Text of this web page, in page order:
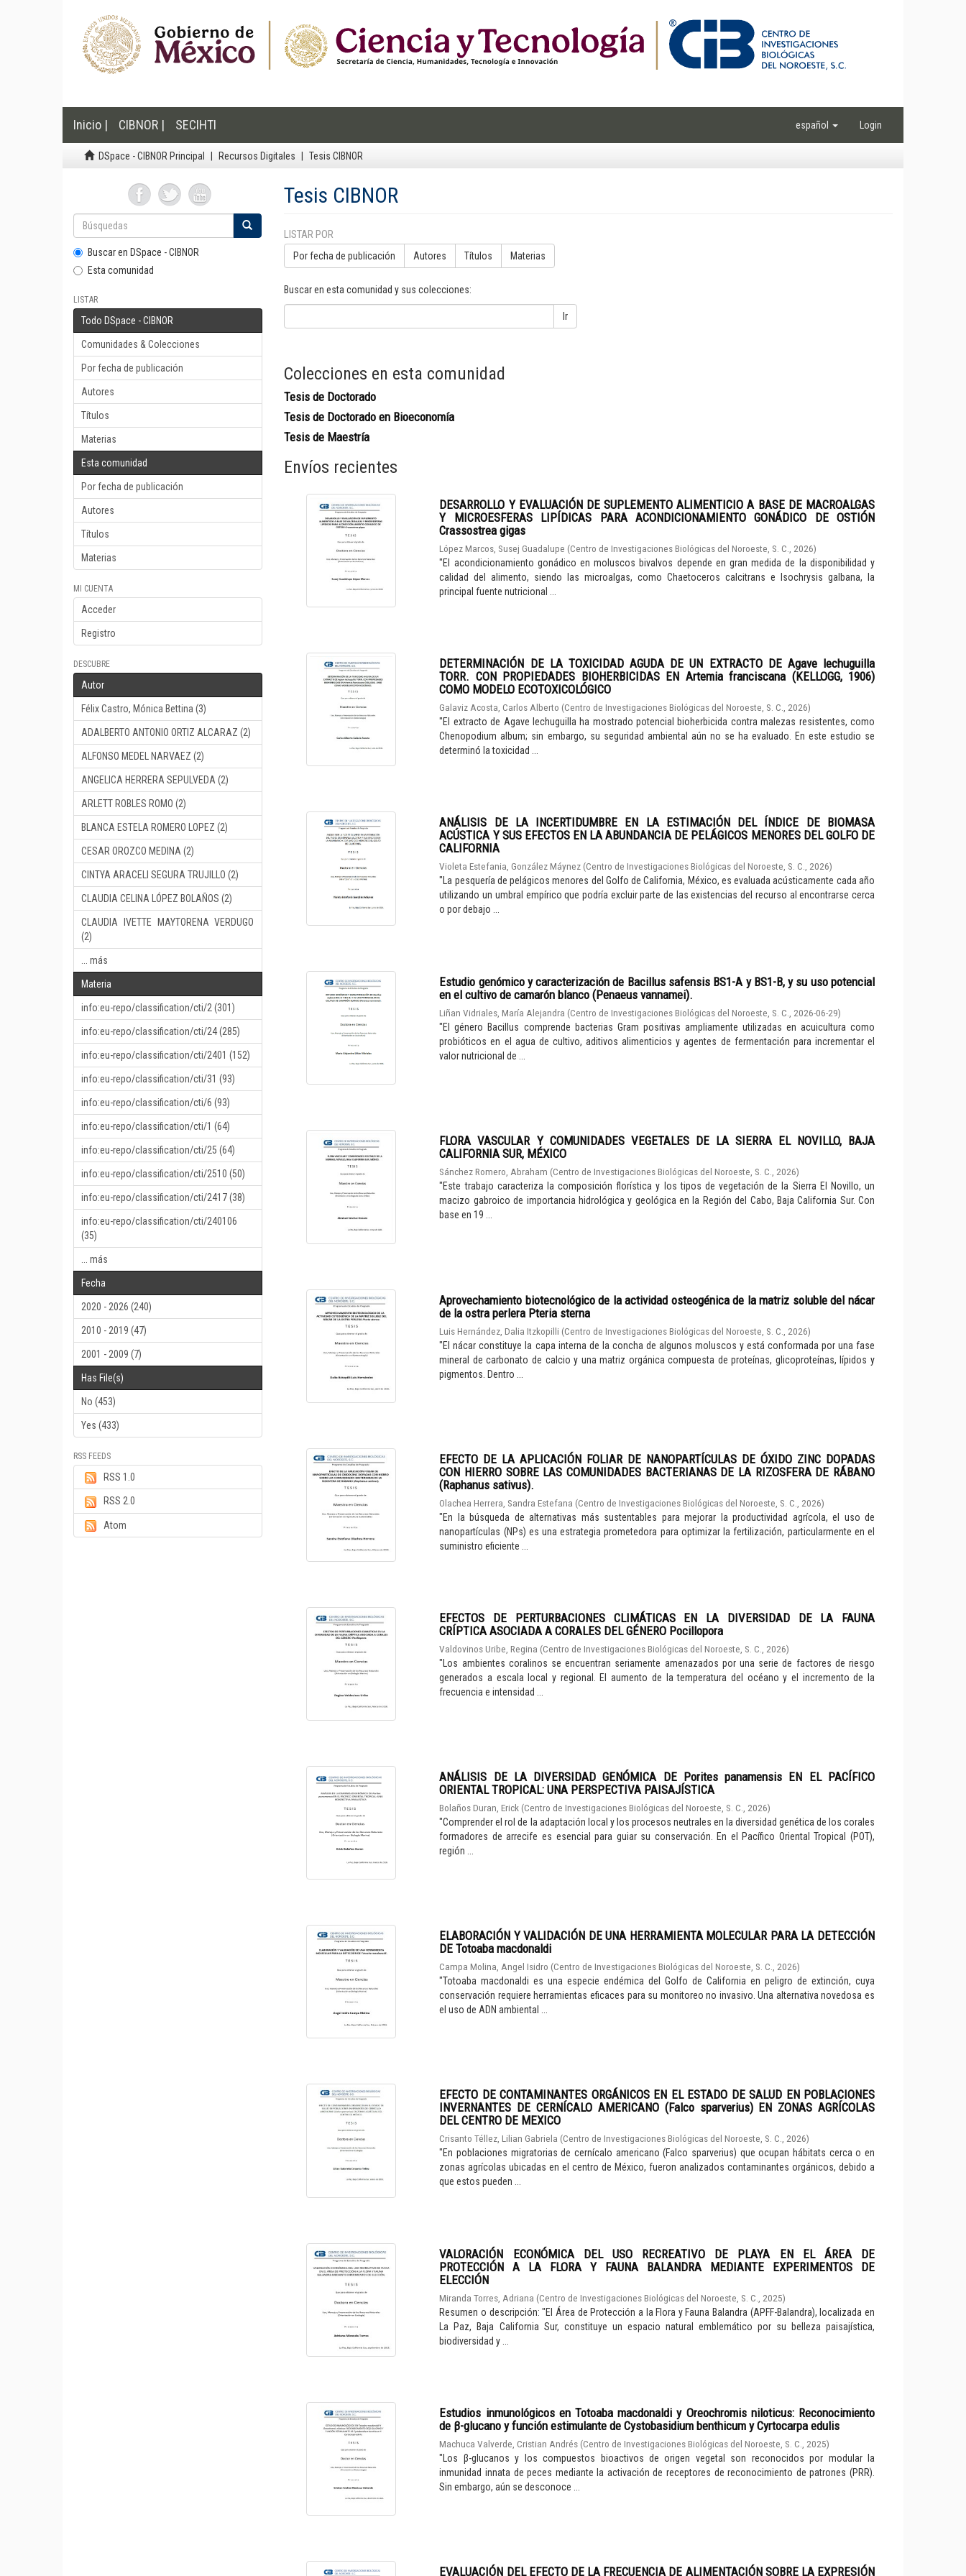
Inicio | CIBNOR | SECIHTI español Login
DSpace - CIBNOR Principal Recursos Digitales Tesis CIBNOR
Buscar en DSpace - CIBNOR
Esta comunidad
LISTAR
Todo DSpace - CIBNOR
Comunidades & Colecciones
Por fecha de publicación
Autores
Títulos
Materias
Esta comunidad
Por fecha de publicación
Autores
Títulos
Materias
MI CUENTA
Acceder
Registro
DESCUBRE
Autor
Félix Castro, Mónica Bettina (3)
ADALBERTO ANTONIO ORTIZ ALCARAZ (2)
ALFONSO MEDEL NARVAEZ (2)
ANGELICA HERRERA SEPULVEDA (2)
ARLETT ROBLES ROMO (2)
BLANCA ESTELA ROMERO LOPEZ (2)
CESAR OROZCO MEDINA (2)
CINTYA ARACELI SEGURA TRUJILLO (2)
CLAUDIA CELINA LÓPEZ BOLAÑOS (2)
CLAUDIA IVETTE MAYTORENA VERDUGO
(2)
... más
Materia
info:eu-repo/classification/cti/2 (301)
info:eu-repo/classification/cti/24 (285)
info:eu-repo/classification/cti/2401 (152)
info:eu-repo/classification/cti/31 (93)
info:eu-repo/classification/cti/6 (93)
info:eu-repo/classification/cti/1 (64)
info:eu-repo/classification/cti/25 (64)
info:eu-repo/classification/cti/2510 (50)
info:eu-repo/classification/cti/2417 (38)
info:eu-repo/classification/cti/240106
(35)
... más
Fecha
2020 - 2026 (240)
2010 - 2019 (47)
2001 - 2009 (7)
Has File(s)
No (453)
Yes (433)
RSS FEEDS
RSS 1.0
RSS 2.0
Atom
Tesis CIBNOR
LISTAR POR
Por fecha de publicación Autores Títulos Materias
Buscar en esta comunidad y sus colecciones:
Ir
Colecciones en esta comunidad
Tesis de Doctorado
Tesis de Doctorado en Bioeconomía
Tesis de Maestría
Envíos recientes
DESARROLLO Y EVALUACIÓN DE SUPLEMENTO ALIMENTICIO A BASE DE MACROALGAS
Y MICROESFERAS LIPÍDICAS PARA ACONDICIONAMIENTO GONÁDICO DE OSTIÓN
Crassostrea gigas
López Marcos, Susej Guadalupe (Centro de Investigaciones Biológicas del Noroeste, S. C. 2026)
"El acondicionamiento gonádico en moluscos bivalvos depende en gran medida de la disponibilidad y
calidad del alimento, siendo las microalgas, como Chaetoceros calcitrans e Isochrysis galbana, la
principal fuente nutricional ...
DETERMINACIÓN DE LA TOXICIDAD AGUDA DE UN EXTRACTO DE Agave lechuguilla
TORR. CON PROPIEDADES BIOHERBICIDAS EN Artemia franciscana (KELLOGG, 1906)
COMO MODELO ECOTOXICOLÓGICO
Galaviz Acosta, Carlos Alberto (Centro de Investigaciones Biológicas del Noroeste, S. C. 2026)
"El extracto de Agave lechuguilla ha mostrado potencial bioherbicida contra malezas resistentes, como
Chenopodium album; sin embargo, su seguridad ambiental aún no se ha evaluado. En este estudio se
determinó la toxicidad ...
ANÁLISIS DE LA INCERTIDUMBRE EN LA ESTIMACIÓN DEL ÍNDICE DE BIOMASA
ACÚSTICA Y SUS EFECTOS EN LA ABUNDANCIA DE PELÁGICOS MENORES DEL GOLFO DE
CALIFORNIA
Violeta Estefania, González Máynez (Centro de Investigaciones Biológicas del Noroeste, S. C., 2026)
"La pesquería de pelágicos menores del Golfo de California, México, es evaluada acústicamente cada año
utilizando un umbral empírico que podría excluir parte de las existencias del recurso al encontrarse cerca
o por debajo ...
Estudio genómico y caracterización de Bacillus safensis BS1-A y BS1-B, y su uso potencial
en el cultivo de camarón blanco (Penaeus vannamei).
Liñan Vidriales, María Alejandra (Centro de Investigaciones Biológicas del Noroeste, S. C., 2026-06-29)
"El género Bacillus comprende bacterias Gram positivas ampliamente utilizadas en acuicultura como
probióticos en el agua de cultivo, aditivos alimenticios y agentes de fermentación para incrementar el
valor nutricional de ...
FLORA VASCULAR Y COMUNIDADES VEGETALES DE LA SIERRA EL NOVILLO, BAJA
CALIFORNIA SUR, MÉXICO
Sánchez Romero, Abraham (Centro de Investigaciones Biológicas del Noroeste, S. C., 2026)
"Este trabajo caracteriza la composición florística y los tipos de vegetación de la Sierra El Novillo, un
macizo gabroico de importancia hidrológica y geológica en la Región del Cabo, Baja California Sur. Con
base en 19 ...
Aprovechamiento biotecnológico de la actividad osteogénica de la matriz soluble del nácar
de la ostra perlera Pteria sterna
Luis Hernández, Dalia Itzkopilli (Centro de Investigaciones Biológicas del Noroeste, S. C. 2026)
"El nácar constituye la capa interna de la concha de algunos moluscos y está conformada por una fase
mineral de carbonato de calcio y una matriz orgánica compuesta de proteínas, glicoproteínas, lípidos y
pigmentos. Dentro ...
EFECTO DE LA APLICACIÓN FOLIAR DE NANOPARTÍCULAS DE ÓXIDO ZINC DOPADAS
CON HIERRO SOBRE LAS COMUNIDADES BACTERIANAS DE LA RIZOSFERA DE RÁBANO
(Raphanus sativus).
Olachea Herrera, Sandra Estefana (Centro de Investigaciones Biológicas del Noroeste, S. C. 2026)
"En la búsqueda de alternativas más sustentables para mejorar la productividad agrícola, el uso de
nanopartículas (NPs) es una estrategia prometedora para optimizar la fertilización, particularmente en el
suministro eficiente ...
EFECTOS DE PERTURBACIONES CLIMÁTICAS EN LA DIVERSIDAD DE LA FAUNA
CRÍPTICA ASOCIADA A CORALES DEL GÉNERO Pocillopora
Valdovinos Uribe, Regina (Centro de Investigaciones Biológicas del Noroeste, S. C. 2026)
"Los ambientes coralinos se encuentran seriamente amenazados por una serie de factores de riesgo
generados a escala local y regional. El aumento de la temperatura del océano y el incremento de la
frecuencia e intensidad ...
ANÁLISIS DE LA DIVERSIDAD GENÓMICA DE Porites panamensis EN EL PACÍFICO
ORIENTAL TROPICAL: UNA PERSPECTIVA PAISAJÍSTICA
Bolaños Duran, Erick (Centro de Investigaciones Biológicas del Noroeste, S. C. 2026)
"Comprender el rol de la adaptación local y los procesos neutrales en la diversidad genética de los corales
formadores de arrecife es esencial para guiar su conservación. En el Pacífico Oriental Tropical (POT),
región ...
ELABORACIÓN Y VALIDACIÓN DE UNA HERRAMIENTA MOLECULAR PARA LA DETECCIÓN
DE Totoaba macdonaldi
Campa Molina, Angel Isidro (Centro de Investigaciones Biológicas del Noroeste, S. C., 2026)
"Totoaba macdonaldi es una especie endémica del Golfo de California en peligro de extinción, cuya
conservación requiere herramientas eficaces para su monitoreo no invasivo. Una alternativa novedosa es
el uso de ADN ambiental ...
EFECTO DE CONTAMINANTES ORGÁNICOS EN EL ESTADO DE SALUD EN POBLACIONES
INVERNANTES DE CERNÍCALO AMERICANO (Falco sparverius) EN ZONAS AGRÍCOLAS
DEL CENTRO DE MEXICO
Crisanto Téllez, Lilian Gabriela (Centro de Investigaciones Biológicas del Noroeste, S. C., 2026)
"En poblaciones migratorias de cernícalo americano (Falco sparverius) que ocupan hábitats cerca o en
zonas agrícolas ubicadas en el centro de México, fueron analizados contaminantes orgánicos, debido a
que estos pueden ...
VALORACIÓN ECONÓMICA DEL USO RECREATIVO DE PLAYA EN EL ÁREA DE
PROTECCIÓN A LA FLORA Y FAUNA BALANDRA MEDIANTE EXPERIMENTOS DE
ELECCIÓN
Miranda Torres, Adriana (Centro de Investigaciones Biológicas del Noroeste, S. C. 2025)
Resumen o descripción: "El Área de Protección a la Flora y Fauna Balandra (APFF-Balandra), localizada en
La Paz, Baja California Sur, constituye un espacio natural emblemático por su belleza paisajística,
biodiversidad y ...
Estudios inmunológicos en Totoaba macdonaldi y Oreochromis niloticus: Reconocimiento
de β-glucano y función estimulante de Cystobasidium benthicum y Cyrtocarpa edulis
Machuca Valverde, Cristian Andrés (Centro de Investigaciones Biológicas del Noroeste, S. C. 2025)
"Los β-glucanos y los compuestos bioactivos de origen vegetal son reconocidos por modular la
inmunidad innata de peces mediante la activación de receptores de reconocimiento de patrones (PRR).
Sin embargo, aún se desconoce ...
EVALUACIÓN DEL EFECTO DE LA FRECUENCIA DE ALIMENTACIÓN SOBRE LA EXPRESIÓN